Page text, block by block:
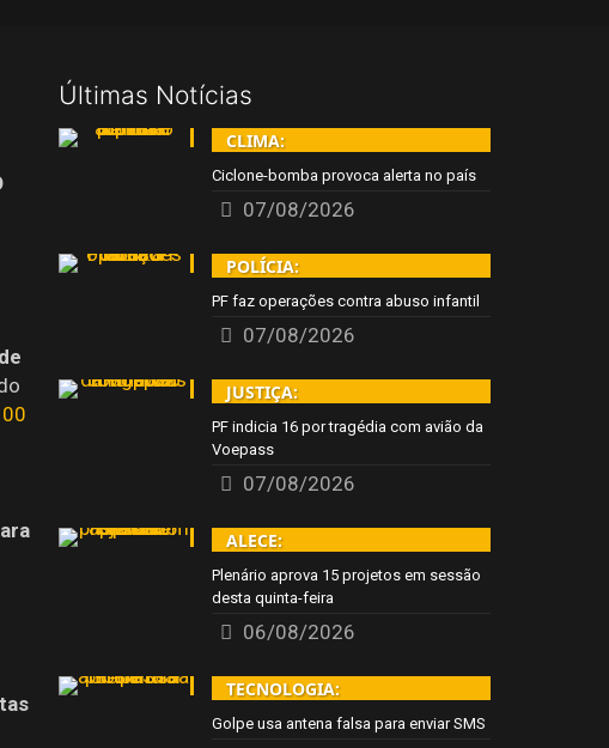
Últimas Notícias
CLIMA:
Ciclone-bomba provoca alerta no país
07/08/2026
POLÍCIA:
PF faz operações contra abuso infantil
07/08/2026
JUSTIÇA:
PF indicia 16 por tragédia com avião da
Voepass
07/08/2026
ALECE:
Plenário aprova 15 projetos em sessão
desta quinta-feira
06/08/2026
TECNOLOGIA:
Golpe usa antena falsa para enviar SMS